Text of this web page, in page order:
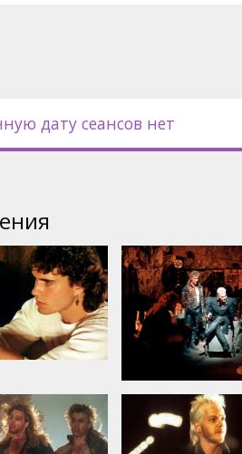
дату сеансов нет